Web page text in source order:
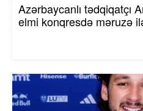
Azərbaycanlı tədqiqatçı
elmi konqresdə məruzə